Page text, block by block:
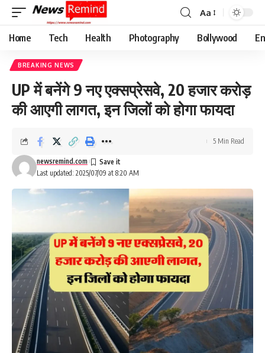
Font
Resizer
Aa
Home Tech Health Photography Bollywood
BREAKING NEWS
UP में बनेंगे 9 नए एक्सप्रेसवे, 20 हजार करोड़
की आएगी लागत, इन जिलों को होगा फायदा
Last updated: 2025/07/09 at 8:20 AM
newsremind.com
5 Min Read